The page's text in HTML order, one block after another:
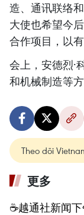
造、通讯联络
大使也希望今
合作项目，以
会上，安德烈·
和机械制造等
Theo dõi
更多
☕️越通社新闻